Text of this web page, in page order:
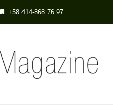
+58 414-868.76.97